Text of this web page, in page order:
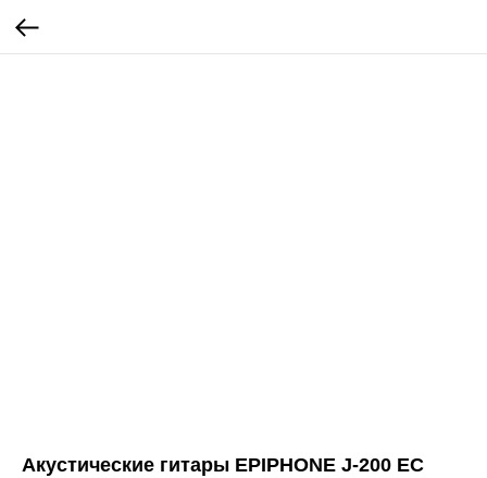
Акустические гитары EPIPHONE J-200 EC